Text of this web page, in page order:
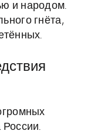
и народом.
гнёта,